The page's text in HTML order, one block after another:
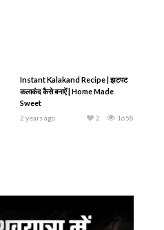
Instant Kalakand Recipe | झटपट
कलाकंद कैसे बनाऐं | Home Made
Sweet
2 years ago 1658
2